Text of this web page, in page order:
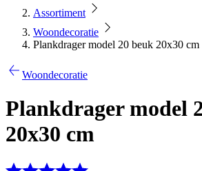
Assortiment
Woondecoratie
Plankdrager model 20 beuk 20x30 cm
Woondecoratie
Plankdrager model
20x30 cm